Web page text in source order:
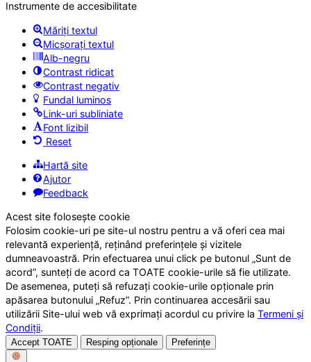
Instrumente de accesibilitate
Măriți textul
Micșorați textul
Alb-negru
Contrast ridicat
Contrast negativ
Fundal luminos
Link-uri subliniate
Font lizibil
Reset
Hartă site
Ajutor
Feedback
Acest site folosește cookie
Folosim cookie-uri pe site-ul nostru pentru a vă oferi cea mai
relevantă experiență, reținând preferințele și vizitele
dumneavoastră. Prin efectuarea unui click pe butonul „Sunt de
acord”, sunteți de acord ca TOATE cookie-urile să fie utilizate.
De asemenea, puteți să refuzați cookie-urile opționale prin
apăsarea butonului „Refuz”. Prin continuarea accesării sau
utilizării Site-ului web vă exprimați acordul cu privire la Termeni și
Condiții.
Accept TOATE Resping opționale Preferințe